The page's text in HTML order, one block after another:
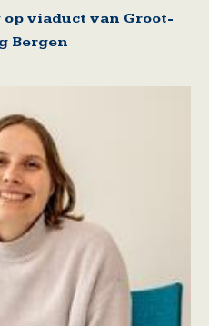
viaduct van Groot-
Bergen